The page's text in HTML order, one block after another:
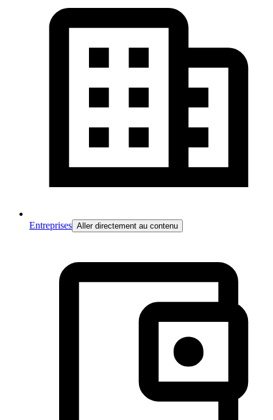
Entreprises Aller directement au contenu